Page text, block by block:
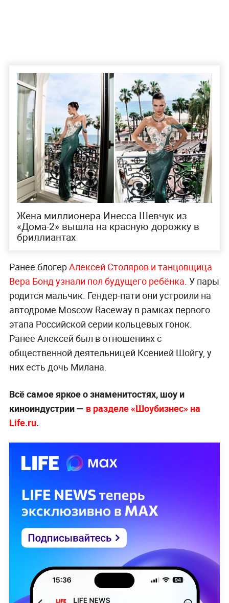
Жена миллионера Инесса Шевчук из
«Дома-2» вышла на красную дорожку в
бриллиантах
Ранее блогерАлексей Столяров и танцовщица
Вера Бонд узнали пол будущего ребёнка. У пары
родится мальчик. Гендер-пати они устроили на
автодроме Moscow Raceway в рамках первого
этапа Российской серии кольцевых гонок.
Ранее Алексей был в отношениях с
общественной деятельницей Ксенией Шойгу, у
них есть дочь Милана.
Всё самое яркое о знаменитостях, шоу и
киноиндустрии — в разделе «Шоубизнес» на
Life.ru.